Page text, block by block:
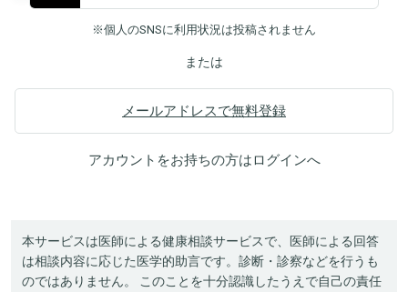
※個人のSNSに利用状況は投稿されません
または
メールアドレスで無料登録
アカウントをお持ちの方はログインへ
本サービスは医師による健康相談サービスで、医師による回答
は相談内容に応じた医学的助言です。診断・診察などを行うも
のではありません。 このことを十分認識したうえで自己の責任